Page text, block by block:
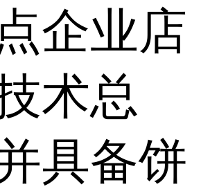
企业店
术总
具备饼